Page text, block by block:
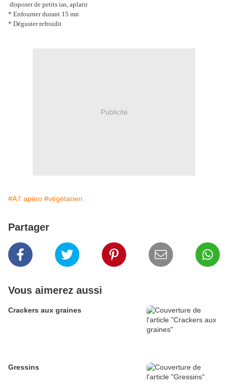
disposer de petits tas, aplatir
* Enfourner durant 15 mn
* Déguster refroidit
Publicité
#A l' apéro #végétarien
Partager
Vous aimerez aussi
Crackers aux graines
Gressins